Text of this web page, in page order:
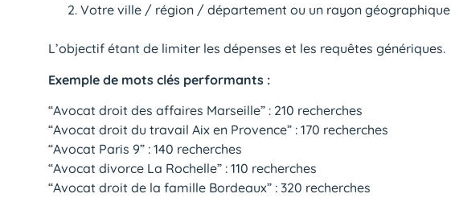
Votre ville / région / département ou un rayon géographique
L’objectif étant de limiter les dépenses et les requêtes génériques.
Exemple de mots clés performants :
“Avocat droit des affaires Marseille” : 210 recherches
“Avocat droit du travail Aix en Provence” : 170 recherches
“Avocat Paris 9” : 140 recherches
“Avocat divorce La Rochelle” : 110 recherches
“Avocat droit de la famille Bordeaux” : 320 recherches